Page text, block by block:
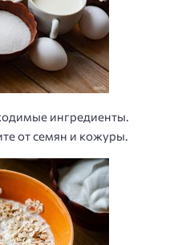
ингредиенты.
от семян и кожуры.